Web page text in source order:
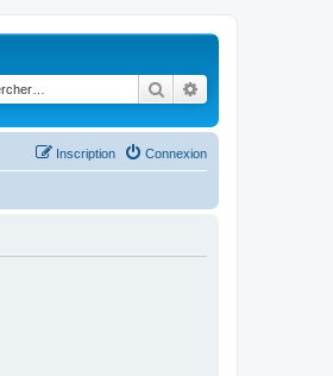
Rechercher
Connexion
Inscription